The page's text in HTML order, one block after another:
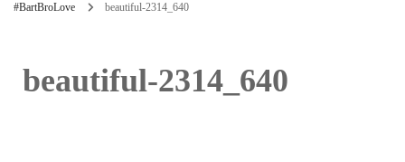
#BartBroLove beautiful-2314_640
beautiful-2314_640